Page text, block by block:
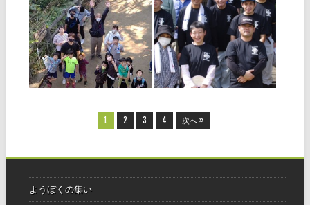
少年会福岡教区団
「わかぎの集い」報
告
◆北部ブロック（10月3日開
催） 少年会では、コロナ禍
における行事開催を模索する
中、少しでも同年代が顔見知
りになれるよう、わかぎの集
（日）、若松区脇田海岸にて
▶
立教184年 全教一斉
にをいがけデー 報告
◆福岡西支部 今年の全教一
斉にをいがけデーは、各教会
を中心に、各自がいまできる
にをいがけ、おたすけ、ひの
きしんをさせていただくこと
を申し合わせました。 勇み
心を伝えさせていただくべ
▶
1 2 3 4 次へ »
ようぼくの集い